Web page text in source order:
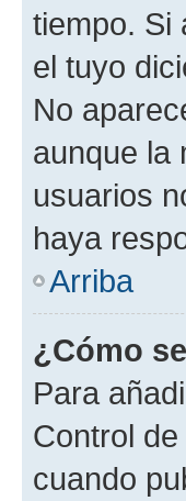
tiempo. Si
el tuyo
No
aunque la
usuarios
haya
Arriba
¿Cómo
Para
Control
cuando